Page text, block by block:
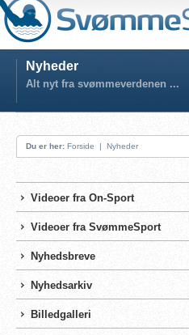
Nyheder
Alt nyt fra svømmeverdenen ...
Du er her: Forside | Nyheder
Videoer fra On-Sport
Videoer fra SvømmeSport
Nyhedsbreve
Nyhedsarkiv
Billedgalleri